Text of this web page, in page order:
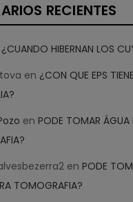
RECIENTES
¿CUANDO HIBERNAN LOS
en ¿CON QUE EPS
enPODE TOMAR ÁGUA
enPODE
TOMOGRAFIA?